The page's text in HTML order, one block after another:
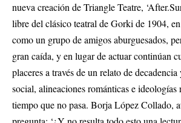
nueva creación de Triangle Teatre,
libre del clásico teatral de Gorki de 1904,
como un grupo de amigos aburguesados,
gran caída, y en lugar de actuar continúan
placeres a través de un relato de
social, alineaciones románticas e ideologías
tiempo que no pasa. Borja López Collado,